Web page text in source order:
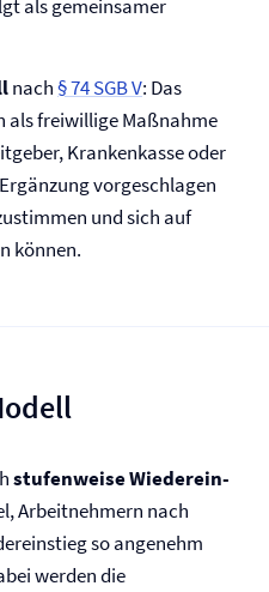
als gemeinsamer
nach§ 74 SGB V: Das
als freiwillige Maßnahme
Krankenkasse oder
vorgeschlagen
und sich auf
können.
stufenweise Wieder­ein­
Arbeitnehmern nach
so angenehm
werden die